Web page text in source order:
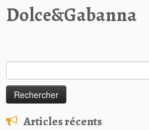
Dolce&Gabanna
Articles récents